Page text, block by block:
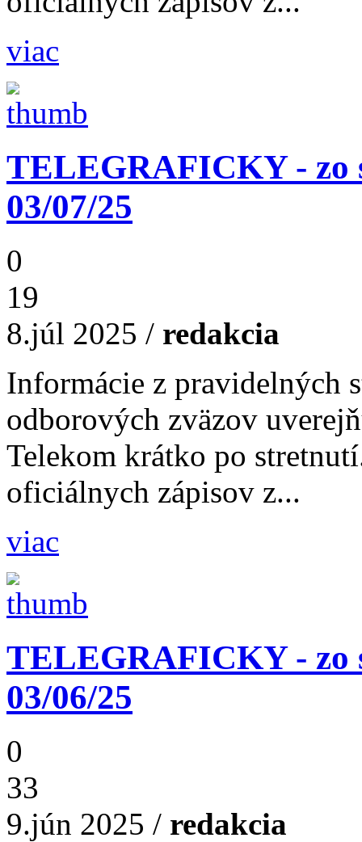
viac
TELEGRAFICKY - zo
03/07/25
0
19
8.júl 2025 / redakcia
Informácie z pravidelných
odborových zväzov
Telekom krátko po
oficiálnych zápisov z...
viac
TELEGRAFICKY - zo
03/06/25
0
33
9.jún 2025 / redakcia